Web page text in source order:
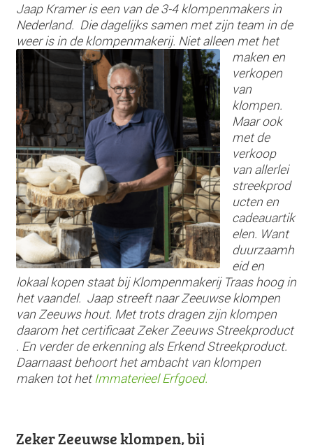
Jaap Kramer is een van de 3-4 klompenmakers in
Nederland. Die dagelijks samen met zijn team in de
weer is in de klompenmakerij. Niet alleen met het
maken en
verkopen
van
klompen.
Maar ook
met de
verkoop
van allerlei
streekprod
ucten en
cadeauartik
elen. Want
duurzaamh
eid en
lokaal kopen staat bij Klompenmakerij Traas hoog in
het vaandel. Jaap streeft naar Zeeuwse klompen
van Zeeuws hout. Met trots dragen zijn klompen
daarom het certificaat Zeker Zeeuws Streekproduct
. En verder de erkenning als Erkend Streekproduct.
Daarnaast behoort het ambacht van klompen
maken tot het Immaterieel Erfgoed.
Zeker Zeeuwse klompen, bij